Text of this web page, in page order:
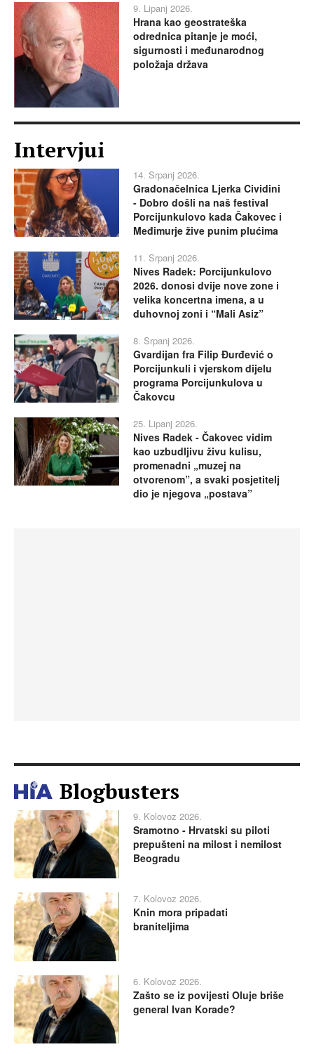
9. Lipanj 2026.
Hrana kao geostrateška
odrednica pitanje je moći,
sigurnosti i međunarodnog
položaja država
Intervjui
14. Srpanj 2026.
Gradonačelnica Ljerka Cividini
- Dobro došli na naš festival
Porcijunkulovo kada Čakovec i
Međimurje žive punim plućima
11. Srpanj 2026.
Nives Radek: Porcijunkulovo
2026. donosi dvije nove zone i
velika koncertna imena, a u
duhovnoj zoni i “Mali Asiz”
8. Srpanj 2026.
Gvardijan fra Filip Đurđević o
Porcijunkuli i vjerskom dijelu
programa Porcijunkulova u
Čakovcu
25. Lipanj 2026.
Nives Radek - Čakovec vidim
kao uzbudljivu živu kulisu,
promenadni „muzej na
otvorenom”, a svaki posjetitelj
dio je njegova „postava”
Blogbusters
9. Kolovoz 2026.
Sramotno - Hrvatski su piloti
prepušteni na milost i nemilost
Beogradu
7. Kolovoz 2026.
Knin mora pripadati
braniteljima
6. Kolovoz 2026.
Zašto se iz povijesti Oluje briše
general Ivan Korade?